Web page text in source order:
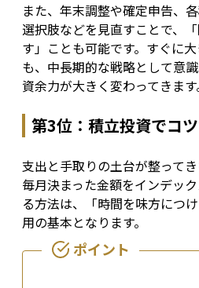
また、年末調整や確定申告、
選択肢などを見直すことで、
す」ことも可能です。すぐに
も、中長期的な戦略として意
資余力が大きく変わってきます
第3位：積立投資でコ
支出と手取りの土台が整って
毎月決まった金額をインデッ
る方法は、「時間を味方につ
用の基本となります。